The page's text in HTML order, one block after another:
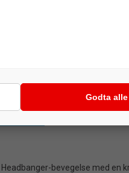
bevegelse med
Godta alle